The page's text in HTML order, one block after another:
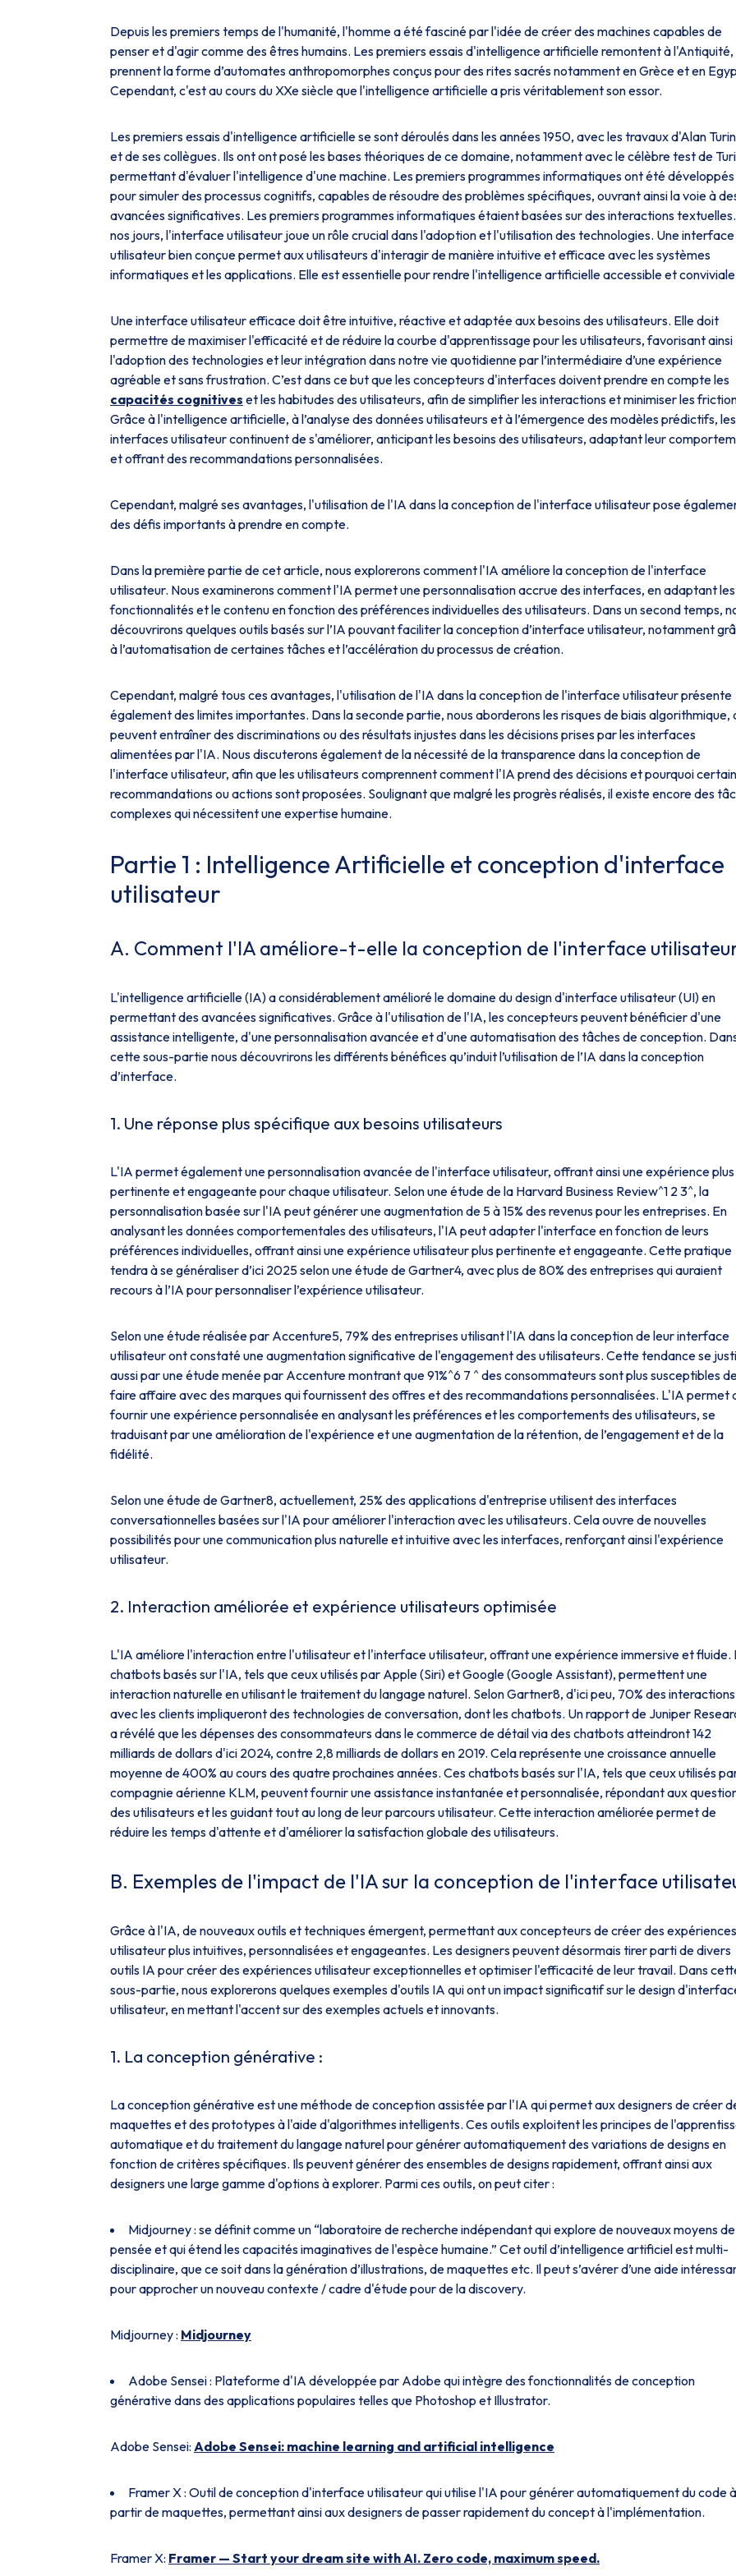
Depuis les premiers temps de l'humanité, l'homme a été fasciné par l'idée de créer des machines capables de
penser et d'agir comme des êtres humains. Les premiers essais d'intelligence artificielle remontent à l'Antiquité,
prennent la forme d’automates anthropomorphes conçus pour des rites sacrés notamment en Grèce et en
Cependant, c'est au cours du XXe siècle que l'intelligence artificielle a pris véritablement son essor.
Les premiers essais d'intelligence artificielle se sont déroulés dans les années 1950, avec les travaux d'Alan
et de ses collègues. Ils ont ont posé les bases théoriques de ce domaine, notamment avec le célèbre test de
permettant d'évaluer l'intelligence d'une machine. Les premiers programmes informatiques ont été développés
pour simuler des processus cognitifs, capables de résoudre des problèmes spécifiques, ouvrant ainsi la voie à
avancées significatives. Les premiers programmes informatiques étaient basées sur des interactions
nos jours, l'interface utilisateur joue un rôle crucial dans l'adoption et l'utilisation des technologies. Une interface
utilisateur bien conçue permet aux utilisateurs d'interagir de manière intuitive et efficace avec les systèmes
informatiques et les applications. Elle est essentielle pour rendre l'intelligence artificielle accessible et
Une interface utilisateur efficace doit être intuitive, réactive et adaptée aux besoins des utilisateurs. Elle doit
permettre de maximiser l'efficacité et de réduire la courbe d'apprentissage pour les utilisateurs, favorisant ainsi
l'adoption des technologies et leur intégration dans notre vie quotidienne par l’intermédiaire d’une expérience
agréable et sans frustration. C’est dans ce but que les concepteurs d'interfaces doivent prendre en compte les
capacités cognitives et les habitudes des utilisateurs, afin de simplifier les interactions et minimiser les
Grâce à l'intelligence artificielle, à l’analyse des données utilisateurs et à l’émergence des modèles prédictifs, les
interfaces utilisateur continuent de s'améliorer, anticipant les besoins des utilisateurs, adaptant leur
et offrant des recommandations personnalisées.
Cependant, malgré ses avantages, l'utilisation de l'IA dans la conception de l'interface utilisateur pose
des défis importants à prendre en compte.
Dans la première partie de cet article, nous explorerons comment l'IA améliore la conception de l'interface
utilisateur. Nous examinerons comment l'IA permet une personnalisation accrue des interfaces, en adaptant les
fonctionnalités et le contenu en fonction des préférences individuelles des utilisateurs. Dans un second temps,
découvrirons quelques outils basés sur l’IA pouvant faciliter la conception d’interface utilisateur, notamment
à l’automatisation de certaines tâches et l’accélération du processus de création.
Cependant, malgré tous ces avantages, l'utilisation de l'IA dans la conception de l'interface utilisateur présente
également des limites importantes. Dans la seconde partie, nous aborderons les risques de biais algorithmique,
peuvent entraîner des discriminations ou des résultats injustes dans les décisions prises par les interfaces
alimentées par l'IA. Nous discuterons également de la nécessité de la transparence dans la conception de
l'interface utilisateur, afin que les utilisateurs comprennent comment l'IA prend des décisions et pourquoi
recommandations ou actions sont proposées. Soulignant que malgré les progrès réalisés, il existe encore des
complexes qui nécessitent une expertise humaine.
Partie 1 : Intelligence Artificielle et conception d'interface
utilisateur
A. Comment l'IA améliore-t-elle la conception de l'interface
L'intelligence artificielle (IA) a considérablement amélioré le domaine du design d'interface utilisateur (UI) en
permettant des avancées significatives. Grâce à l'utilisation de l'IA, les concepteurs peuvent bénéficier d'une
assistance intelligente, d'une personnalisation avancée et d'une automatisation des tâches de conception.
cette sous-partie nous découvrirons les différents bénéfices qu’induit l’utilisation de l’IA dans la conception
d’interface.
1. Une réponse plus spécifique aux besoins utilisateurs
L'IA permet également une personnalisation avancée de l'interface utilisateur, offrant ainsi une expérience plus
pertinente et engageante pour chaque utilisateur. Selon une étude de la Harvard Business Review^1 2 3^, la
personnalisation basée sur l'IA peut générer une augmentation de 5 à 15% des revenus pour les entreprises. En
analysant les données comportementales des utilisateurs, l'IA peut adapter l'interface en fonction de leurs
préférences individuelles, offrant ainsi une expérience utilisateur plus pertinente et engageante. Cette pratique
tendra à se généraliser d’ici 2025 selon une étude de Gartner4, avec plus de 80% des entreprises qui auraient
recours à l’IA pour personnaliser l’expérience utilisateur.
Selon une étude réalisée par Accenture5, 79% des entreprises utilisant l'IA dans la conception de leur interface
utilisateur ont constaté une augmentation significative de l'engagement des utilisateurs. Cette tendance se
aussi par une étude menée par Accenture montrant que 91%^6 7 ^ des consommateurs sont plus susceptibles
faire affaire avec des marques qui fournissent des offres et des recommandations personnalisées. L'IA permet
fournir une expérience personnalisée en analysant les préférences et les comportements des utilisateurs, se
traduisant par une amélioration de l'expérience et une augmentation de la rétention, de l’engagement et de la
fidélité.
Selon une étude de Gartner8, actuellement, 25% des applications d'entreprise utilisent des interfaces
conversationnelles basées sur l'IA pour améliorer l'interaction avec les utilisateurs. Cela ouvre de nouvelles
possibilités pour une communication plus naturelle et intuitive avec les interfaces, renforçant ainsi l'expérience
utilisateur.
2. Interaction améliorée et expérience utilisateurs optimisée
L'IA améliore l'interaction entre l'utilisateur et l'interface utilisateur, offrant une expérience immersive et fluide.
chatbots basés sur l'IA, tels que ceux utilisés par Apple (Siri) et Google (Google Assistant), permettent une
interaction naturelle en utilisant le traitement du langage naturel. Selon Gartner8, d'ici peu, 70% des interactions
avec les clients impliqueront des technologies de conversation, dont les chatbots. Un rapport de Juniper
a révélé que les dépenses des consommateurs dans le commerce de détail via des chatbots atteindront 142
milliards de dollars d'ici 2024, contre 2,8 milliards de dollars en 2019. Cela représente une croissance annuelle
moyenne de 400% au cours des quatre prochaines années. Ces chatbots basés sur l'IA, tels que ceux utilisés
compagnie aérienne KLM, peuvent fournir une assistance instantanée et personnalisée, répondant aux
des utilisateurs et les guidant tout au long de leur parcours utilisateur. Cette interaction améliorée permet de
réduire les temps d'attente et d'améliorer la satisfaction globale des utilisateurs.
B. Exemples de l'impact de l'IA sur la conception de l'interface
Grâce à l'IA, de nouveaux outils et techniques émergent, permettant aux concepteurs de créer des expériences
utilisateur plus intuitives, personnalisées et engageantes. Les designers peuvent désormais tirer parti de divers
outils IA pour créer des expériences utilisateur exceptionnelles et optimiser l'efficacité de leur travail. Dans
sous-partie, nous explorerons quelques exemples d'outils IA qui ont un impact significatif sur le design
utilisateur, en mettant l'accent sur des exemples actuels et innovants.
1. La conception générative :
La conception générative est une méthode de conception assistée par l'IA qui permet aux designers de créer
maquettes et des prototypes à l'aide d'algorithmes intelligents. Ces outils exploitent les principes de
automatique et du traitement du langage naturel pour générer automatiquement des variations de designs en
fonction de critères spécifiques. Ils peuvent générer des ensembles de designs rapidement, offrant ainsi aux
designers une large gamme d'options à explorer. Parmi ces outils, on peut citer :
Midjourney : se définit comme un “laboratoire de recherche indépendant qui explore de nouveaux moyens de
pensée et qui étend les capacités imaginatives de l'espèce humaine.” Cet outil d’intelligence artificiel est multi-
disciplinaire, que ce soit dans la génération d’illustrations, de maquettes etc. Il peut s’avérer d’une aide
pour approcher un nouveau contexte / cadre d'étude pour de la discovery.
Midjourney : Midjourney
Adobe Sensei : Plateforme d'IA développée par Adobe qui intègre des fonctionnalités de conception
générative dans des applications populaires telles que Photoshop et Illustrator.
Adobe Sensei: Adobe Sensei: machine learning and artificial intelligence
Framer X : Outil de conception d'interface utilisateur qui utilise l'IA pour générer automatiquement du code à
partir de maquettes, permettant ainsi aux designers de passer rapidement du concept à l'implémentation.
Framer X: Framer — Start your dream site with AI. Zero code, maximum speed.